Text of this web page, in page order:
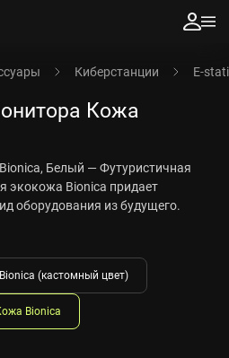
Киберстанции E-
Кожа
Белый — Футуристичная
экокожа Bionica придает
оборудования из будущего.
(кастомный цвет)
Bionica